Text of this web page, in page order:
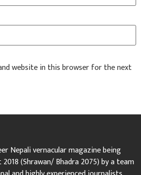
website in this browser for the next
Nepali vernacular magazine being
(Shrawan/ Bhadra 2075) by a team